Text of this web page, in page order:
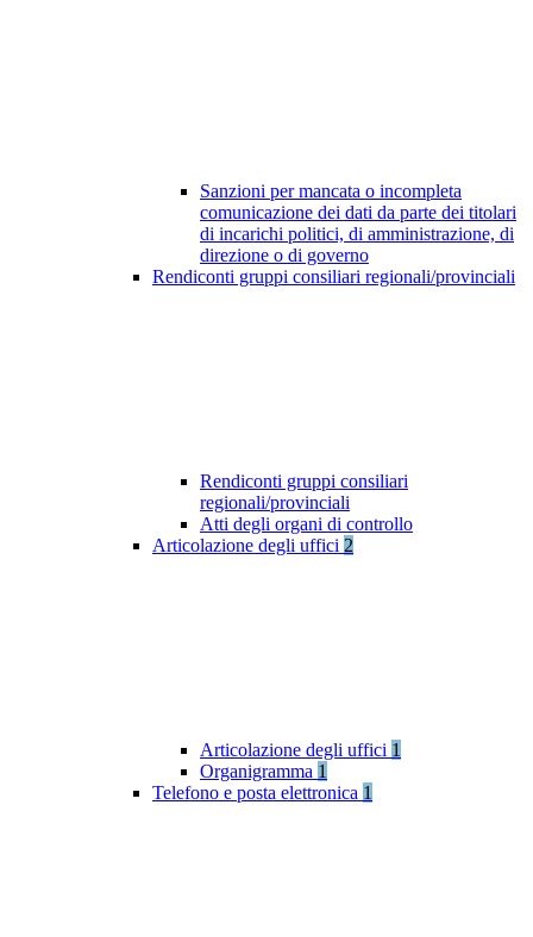
Sanzioni per mancata o incompleta
comunicazione dei dati da parte dei titolari
di incarichi politici, di amministrazione, di
direzione o di governo
Rendiconti gruppi consiliari regionali/provinciali
Rendiconti gruppi consiliari
regionali/provinciali
Atti degli organi di controllo
Articolazione degli uffici 2
Articolazione degli uffici 1
Organigramma 1
Telefono e posta elettronica 1